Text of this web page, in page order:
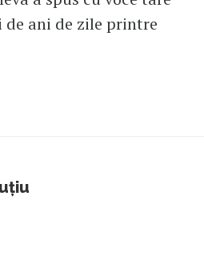
de ani de zile printre